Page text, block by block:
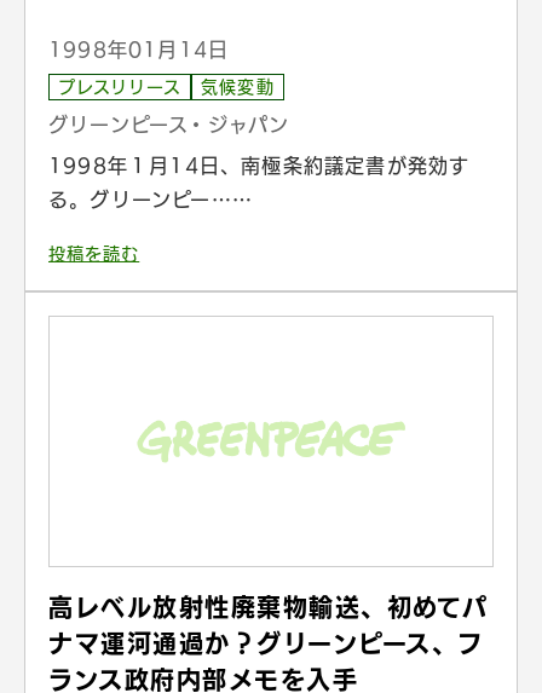
1998年01月14日
プレスリリース 気候変動
グリーンピース・ジャパン
1998年１月14日、南極条約議定書が発効す
る。グリーンピー……
投稿を読む
高レベル放射性廃棄物輸送、初めてパ
ナマ運河通過か？グリーンピース、フ
ランス政府内部メモを入手